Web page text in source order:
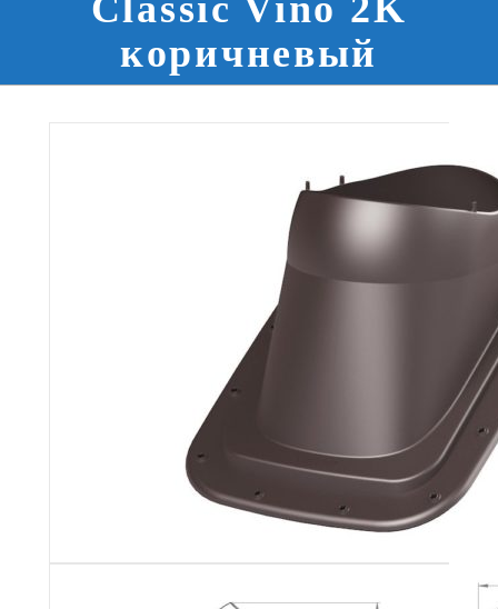
Classic Vino 2K
коричневый